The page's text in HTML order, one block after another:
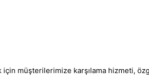
için müşterilerimize karşılama hizmeti,